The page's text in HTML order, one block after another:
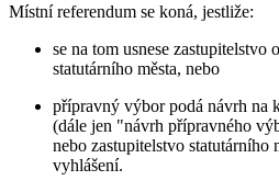
Místní referendum se koná, jestliže:
se na tom usnese zastupitelstvo
statutárního města, nebo
přípravný výbor podá návrh na
(dále jen "návrh přípravného
nebo zastupitelstvo statutárního
vyhlášení.